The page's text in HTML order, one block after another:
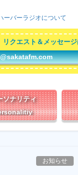
ーバーラジオについて
リクエスト＆メッセー
ソナリティ
お知らせ